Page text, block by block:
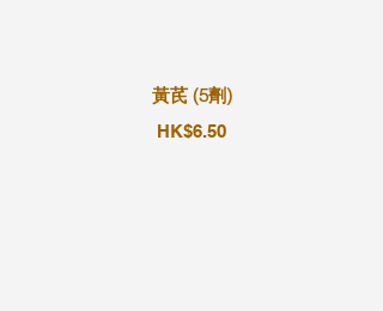
黃芪 (5劑)
HK$6.50